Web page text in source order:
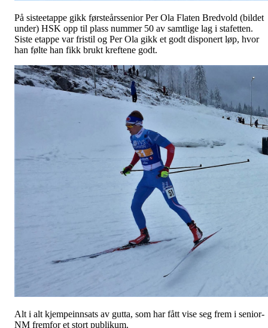
På sisteetappe gikk førsteårssenior Per Ola Flaten Bredvold (bildet
under) HSK opp til plass nummer 50 av samtlige lag i stafetten.
Siste etappe var fristil og Per Ola gikk et godt disponert løp, hvor
han følte han fikk brukt kreftene godt.
Alt i alt kjempeinnsats av gutta, som har fått vise seg frem i senior-
NM fremfor et stort publikum.